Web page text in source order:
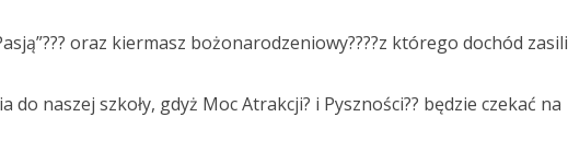
2025/2026
nas
oraz kiermasz bożonarodzeniowy????z którego dochód zasili
do naszej szkoły, gdyż Moc Atrakcji? i Pyszności?? będzie czekać na